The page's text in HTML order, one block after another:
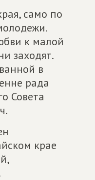
само по
к малой
заходят.
в
рада
Совета
крае